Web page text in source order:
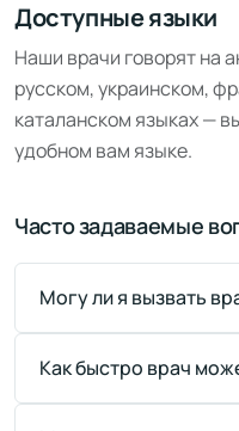
Доступные языки
Наши врачи говорят на
русском, украинском,
каталанском языках —
удобном вам языке.
Часто задаваемые
Могу ли я вызвать
Как быстро врач